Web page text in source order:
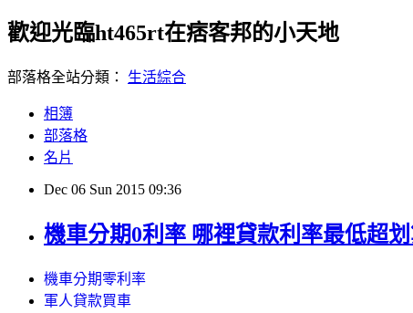
歡迎光臨ht465rt在痞客邦的小天地
部落格全站分類： 生活綜合
相簿
部落格
名片
Dec 06 Sun 2015 09:36
機車分期0利率 哪裡貸款利率最低超
機車分期零利率
軍人貸款買車